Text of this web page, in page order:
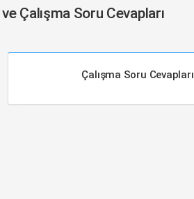
Çalışma Soru Cevapları
Çalışma Soru Cevapları